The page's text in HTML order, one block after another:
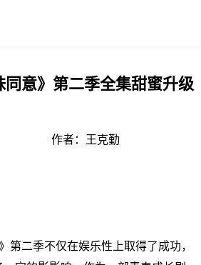
同意》第二季全集甜蜜升级
作者：
王克勤
第二季不仅在娱乐性上取得了成功，